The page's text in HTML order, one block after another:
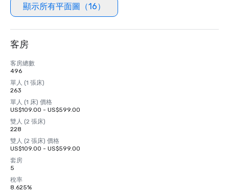
顯示所有平面圖（16）
客房
客房總數
496
單人 (1 張床)
263
單人 (1 床) 價格
US$109.00 - US$599.00
雙人 (2 張床)
228
雙人 (2 張床) 價格
US$109.00 - US$599.00
套房
5
稅率
8.625%